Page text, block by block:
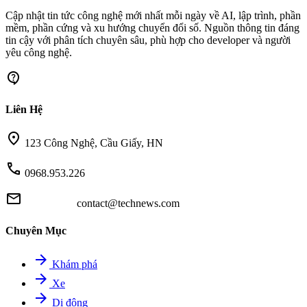
Cập nhật tin tức công nghệ mới nhất mỗi ngày về AI, lập trình, phần
mềm, phần cứng và xu hướng chuyển đổi số. Nguồn thông tin đáng
tin cậy với phân tích chuyên sâu, phù hợp cho developer và người
yêu công nghệ.
contact_support
Liên Hệ
location_on 123 Công Nghệ, Cầu Giấy, HN
call 0968.953.226
mail contact@technews.com
Chuyên Mục
arrow_forward Khám phá
arrow_forward Xe
arrow_forward Di động